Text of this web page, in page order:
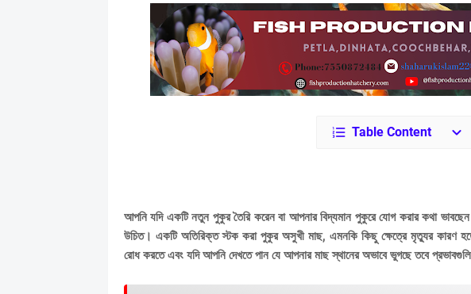
Table Content
আপনি যদি একটি নতুন পুকুর তৈরি করেন বা আপনার বিদ্যমান পুকুরে যোগ করার কথা
উচিত। একটি অতিরিক্ত স্টক করা পুকুর অসুখী মাছ, এমনকি কিছু ক্ষেত্রে মৃত্যুর কারণ
রোধ করতে এবং যদি আপনি দেখতে পান যে আপনার মাছ স্থানের অভাবে ভুগছে তবে